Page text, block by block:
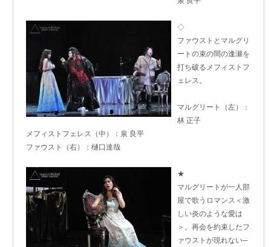
◇
ファウストとマルグリ
ートの束の間の逢瀬を
打ち破るメフィストフ
ェレス。
マルグリート（左）：
林 正子
メフィストフェレス（中）：泉 良平
ファウスト（右）：樋口達哉
★
マルグリートが一人部
屋で歌うロマンス＜激
しい炎のような愛は
＞。再会を約束したフ
ァウストが現れない─